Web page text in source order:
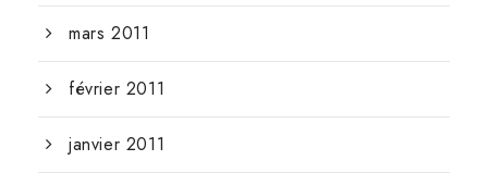
mars 2011
février 2011
janvier 2011